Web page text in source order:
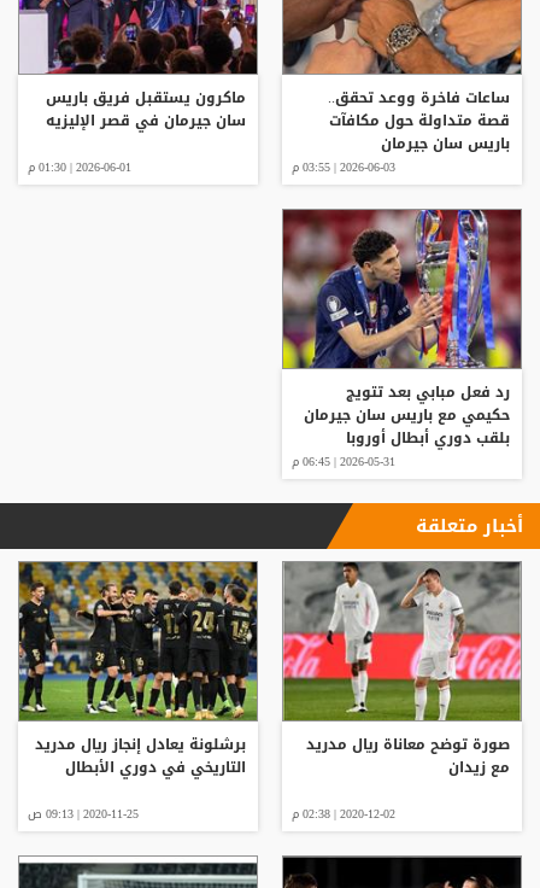
ساعات فاخرة ووعد تحقق..
قصة متداولة حول مكافآت
باريس سان جيرمان
2026-06-03 | 03:55 م
ماكرون يستقبل فريق باريس
سان جيرمان في قصر الإليزيه
2026-06-01 | 01:30 م
رد فعل مبابي بعد تتويج
حكيمي مع باريس سان جيرمان
بلقب دوري أبطال أوروبا
2026-05-31 | 06:45 م
أخبار متعلقة
صورة توضح معاناة ريال مدريد
مع زيدان
2020-12-02 | 02:38 م
برشلونة يعادل إنجاز ريال مدريد
التاريخي في دوري الأبطال
2020-11-25 | 09:13 ص